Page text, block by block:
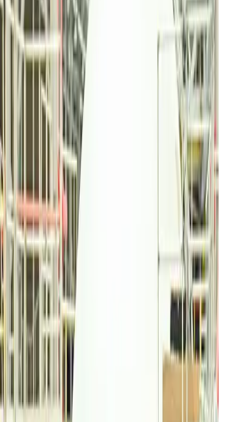
Philadelphia route
21 hours ago
man of assault mid-flight
21 hours ago
partnership
21 hours ago
World Cup Quiz Winners
ago
NDC content distribution deal
ago
Airport expansion
about 21 hours ago
plan for Washington Airport